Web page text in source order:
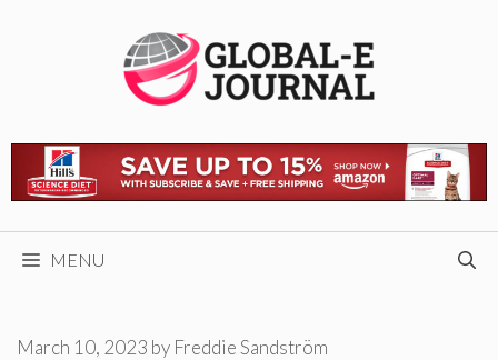
MENU
March 10, 2023 by Freddie Sandström